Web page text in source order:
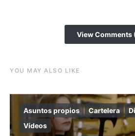
View Comments
YOU MAY ALSO LIKE
Asuntos propios Cartelera
Vídeos